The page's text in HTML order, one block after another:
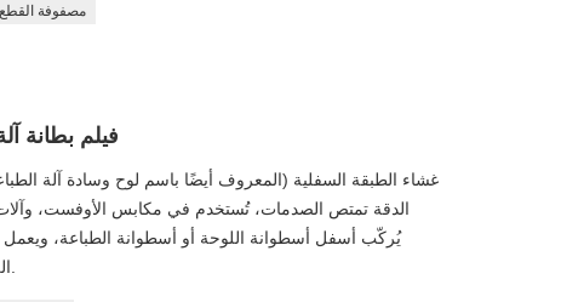
مصفوفة القطع
فيلم بطانة
غشاء الطبقة السفلية (المعروف أيضًا باسم لوح وسادة آلة
الدقة تمتص الصدمات، تُستخدم في مكابس الأوفست، وآلات
يُركّب أسفل أسطوانة اللوحة أو أسطوانة الطباعة،